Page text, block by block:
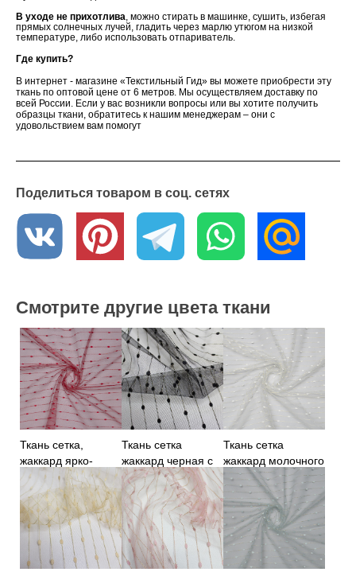
В уходе не прихотлива, можно стирать в машинке, сушить, избегая
прямых солнечных лучей, гладить через марлю утюгом на низкой
температуре, либо использовать отпариватель.
Где купить?
В интернет - магазине «Текстильный Гид» вы можете приобрести эту
ткань по оптовой цене от 6 метров. Мы осуществляем доставку по
всей России. Если у вас возникли вопросы или вы хотите получить
образцы ткани, обратитесь к нашим менеджерам – они с
удовольствием вам помогут
Поделиться товаром в соц. сетях
Смотрите другие цвета ткани
Ткань сетка,
жаккард ярко-
красная
Ткань сетка
жаккард черная с
золотой нитью
Ткань сетка
жаккард молочного
цвета с золотой
нитью